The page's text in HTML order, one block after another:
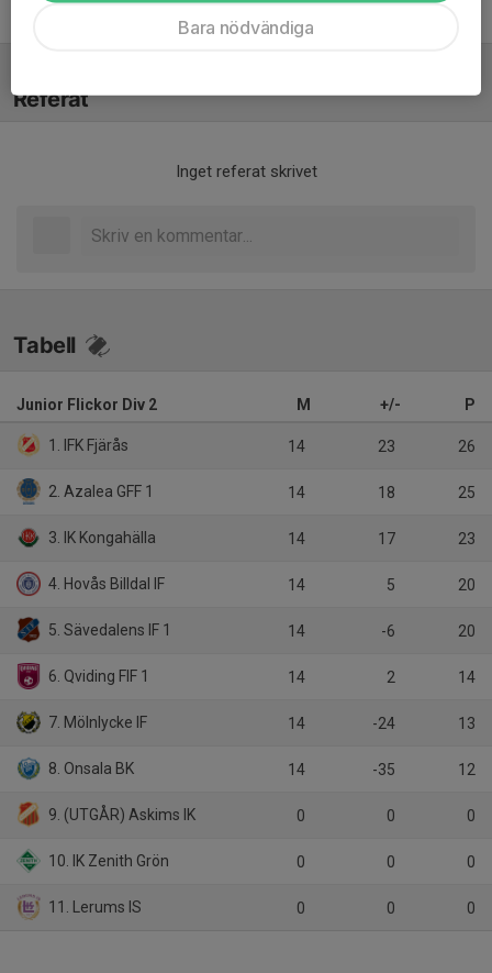
Referat
Inget referat skrivet
Tabell
Junior Flickor Div 2 M +/- P
1. IFK Fjärås 14 23 26
2. Azalea GFF 1 14 18 25
3. IK Kongahälla 14 17 23
4. Hovås Billdal IF 14 5 20
5. Sävedalens IF 1 14 -6 20
6. Qviding FIF 1 14 2 14
7. Mölnlycke IF 14 -24 13
8. Onsala BK 14 -35 12
9. (UTGÅR) Askims IK 0 0 0
10. IK Zenith Grön 0 0 0
11. Lerums IS 0 0 0
Bara nödvändiga